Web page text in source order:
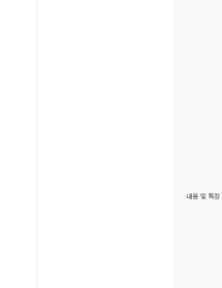
내용 및 특징